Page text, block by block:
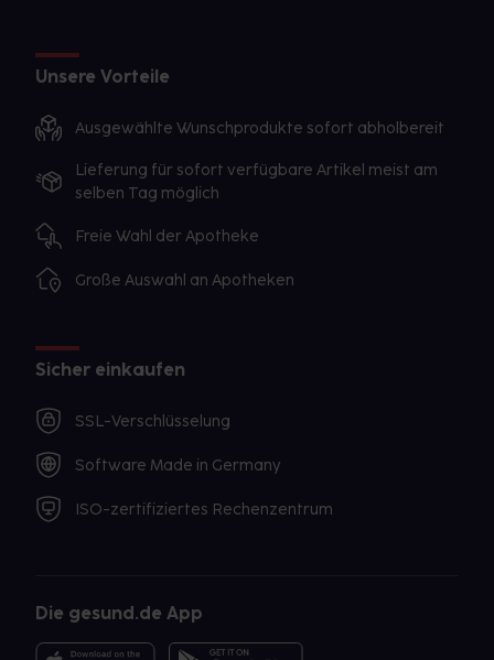
Unsere Vorteile
Ausgewählte Wunschprodukte sofort abholbereit
Lieferung für sofort verfügbare Artikel meist am
selben Tag möglich
Freie Wahl der Apotheke
Große Auswahl an Apotheken
Sicher einkaufen
SSL-Verschlüsselung
Software Made in Germany
ISO-zertifiziertes Rechenzentrum
Die gesund.de App